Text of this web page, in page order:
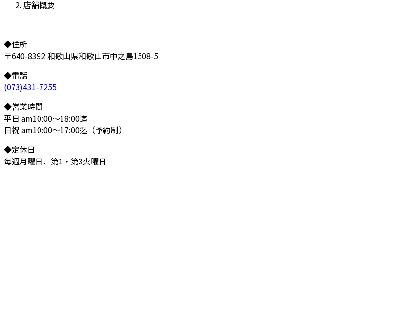
店舗概要
◆住所
〒640-8392 和歌山県和歌山市中之島1508-5
◆電話
(073)431-7255
◆営業時間
平日 am10:00～18:00迄
日祝 am10:00～17:00迄（予約制）
◆定休日
毎週月曜日、第1・第3火曜日